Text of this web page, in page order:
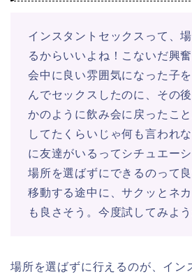
インスタントセックスって、
るからいいよね！こないだ興
会中に良い雰囲気になった子
んでセックスしたのに、その
かのように飲み会に戻ったこ
してたくらいじゃ何も言われ
に友達がいるってシチュエー
場所を選ばずにできるのって
移動する途中に、サクッとネ
も良さそう。今度試してみよう
場所を選ばずに行えるのが、イン